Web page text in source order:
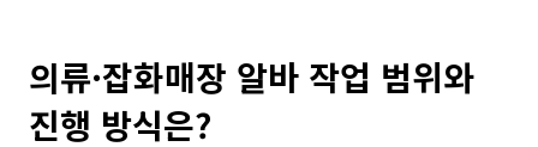
의류·잡화매장 알바 작업 범위와
진행 방식은?